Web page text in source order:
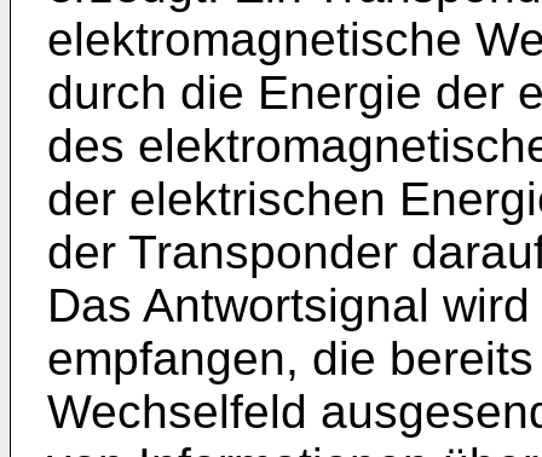
elektromagnetische
durch die Energie der
des
der elektrischen
der Transponder
Das Antwortsignal
empfangen, die
Wechselfeld